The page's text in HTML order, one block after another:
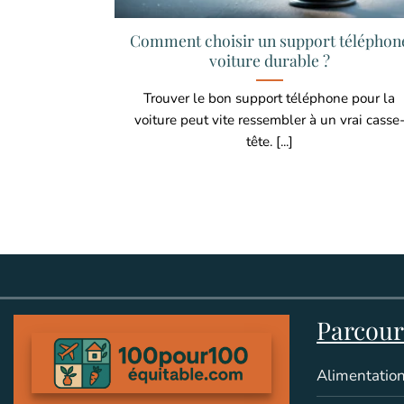
Comment choisir un support
voiture durable ?
Trouver le bon support téléphone pour la
voiture peut vite ressembler à un vrai casse-
tête. [...]